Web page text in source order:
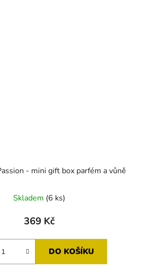
- mini gift box parfém a vůně
Skladem (6 ks)
369 Kč
DO KOŠÍKU